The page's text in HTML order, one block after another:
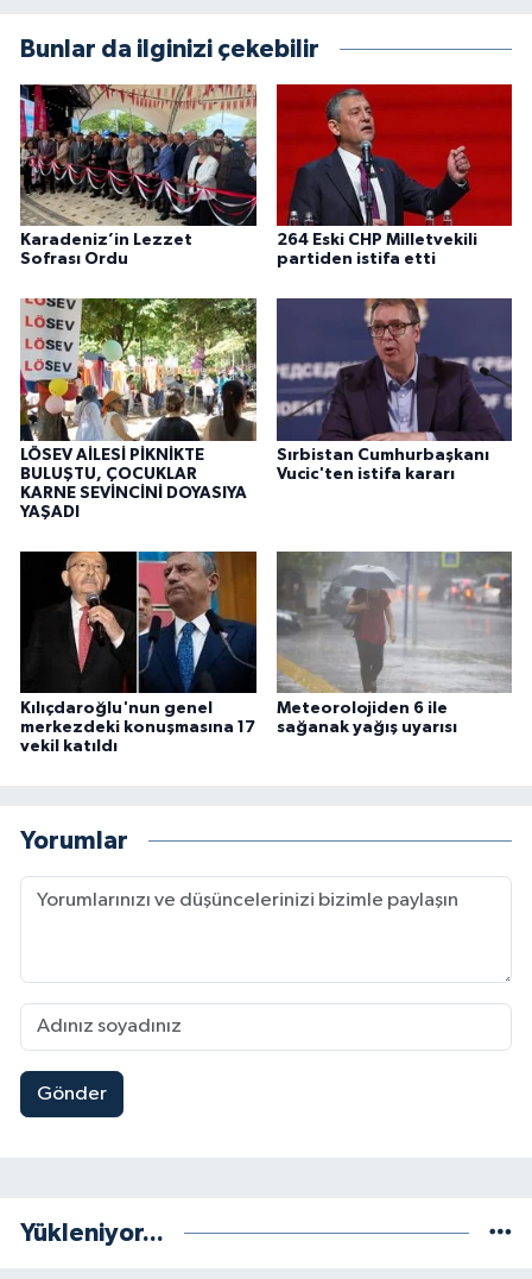
Bunlar da ilginizi çekebilir
Karadeniz’in Lezzet
Sofrası Ordu
264 Eski CHP Milletvekili
partiden istifa etti
LÖSEV AİLESİ PİKNİKTE
BULUŞTU, ÇOCUKLAR
KARNE SEVİNCİNİ DOYASIYA
YAŞADI
Sırbistan Cumhurbaşkanı
Vucic'ten istifa kararı
Kılıçdaroğlu'nun genel
merkezdeki konuşmasına 17
vekil katıldı
Meteorolojiden 6 ile
sağanak yağış uyarısı
Yorumlar
Gönder
Yükleniyor...